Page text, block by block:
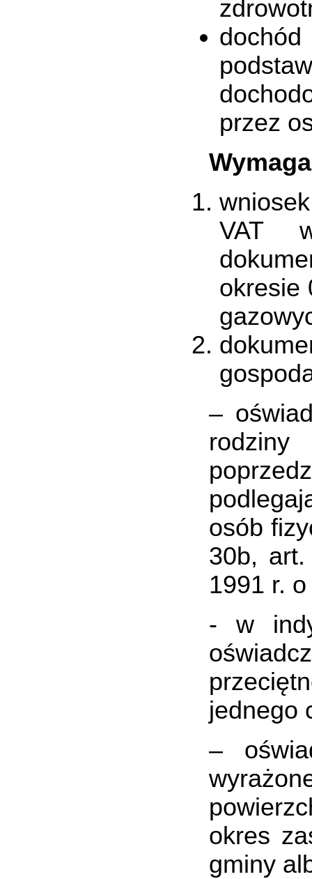
dochód
przez
VAT
okresie
–
osób
30b,
1991 r.
-​ w
jednego
–
okres
gminy